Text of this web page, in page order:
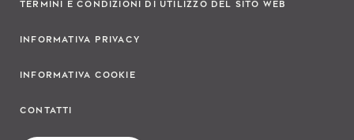
TERMINI E CONDIZIONI DI UTILIZZO DEL SITO WEB
INFORMATIVA PRIVACY
INFORMATIVA COOKIE
CONTATTI